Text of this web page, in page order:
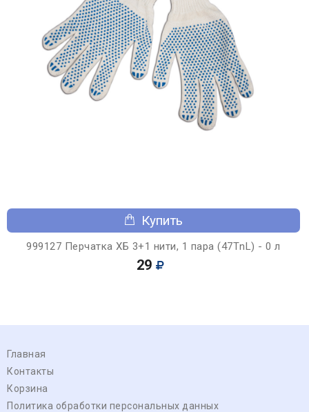
Купить
999127 Перчатка ХБ 3+1 нити, 1 пара (47ТnL) - 0 л
29
Главная
Контакты
Корзина
Политика обработки персональных данных